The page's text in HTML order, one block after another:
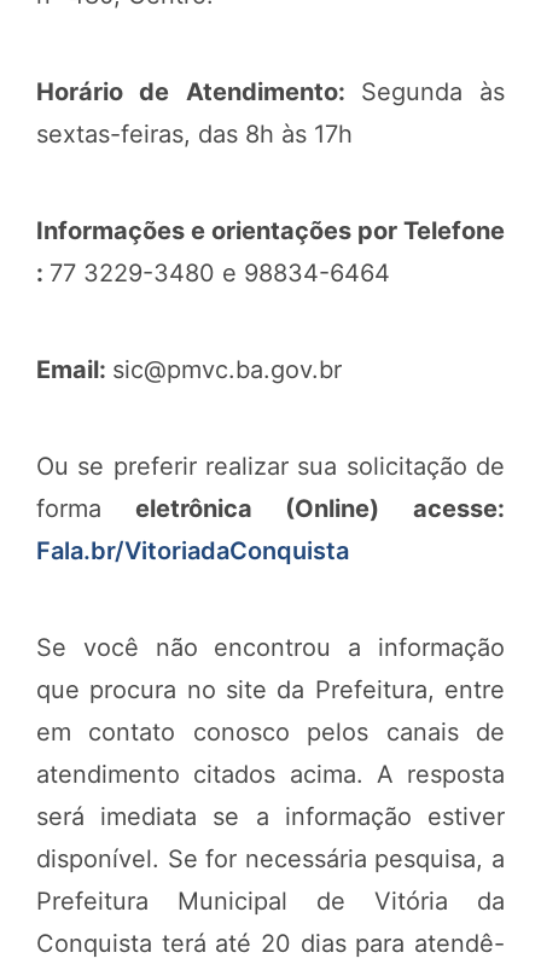
Horário de Atendimento: Segunda às
sextas-feiras, das 8h às 17h
Informações e orientações por Telefone
: 77 3229-3480 e 98834-6464
Email: sic@pmvc.ba.gov.br
Ou se preferir realizar sua solicitação de
forma eletrônica (Online) acesse:
Fala.br/VitoriadaConquista
Se você não encontrou a informação
que procura no site da Prefeitura, entre
em contato conosco pelos canais de
atendimento citados acima. A resposta
será imediata se a informação estiver
disponível. Se for necessária pesquisa, a
Prefeitura Municipal de Vitória da
Conquista terá até 20 dias para atendê-